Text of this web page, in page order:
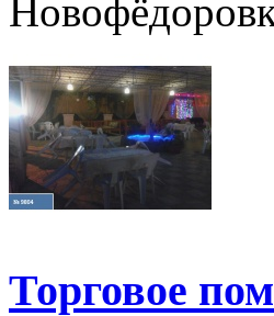
Торговое